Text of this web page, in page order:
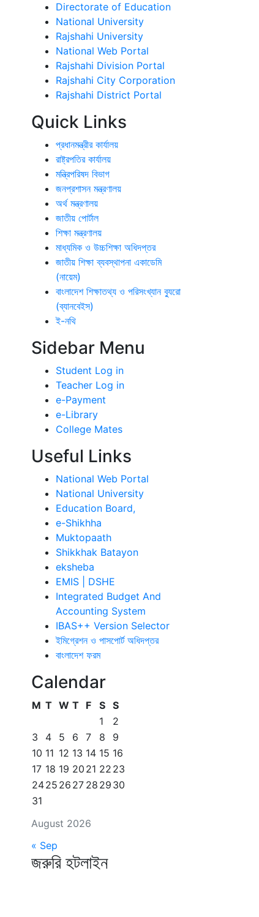
Directorate of Education
National University
Rajshahi University
National Web Portal
Rajshahi Division Portal
Rajshahi City Corporation
Rajshahi District Portal
Quick Links
প্রধানমন্ত্রীর কার্যালয়
রাষ্ট্রপতির কার্যালয়
মন্ত্রিপরিষদ বিভাগ
জনপ্রশাসন মন্ত্রণালয়
অর্থ মন্ত্রণালয়
জাতীয় পোর্টাল
শিক্ষা মন্ত্রণালয়
মাধ্যমিক ও উচ্চশিক্ষা অধিদপ্তর
জাতীয় শিক্ষা ব্যবস্থাপনা একাডেমি
(নায়েম)
বাংলাদেশ শিক্ষাতথ্য ও পরিসংখ্যান ব্যুরো
(ব্যানবেইস)
ই-নথি
Sidebar Menu
Student Log in
Teacher Log in
e-Payment
e-Library
College Mates
Useful Links
National Web Portal
National University
Education Board,
e-Shikhha
Muktopaath
Shikkhak Batayon
eksheba
EMIS | DSHE
Integrated Budget And
Accounting System
IBAS++ Version Selector
ইমিগ্রেশন ও পাসপোর্ট অধিদপ্তর
বাংলাদেশ ফরম
Calendar
August 2026
M T W T F S S
1
2
3
4 5 6 7 8
9
10 11 12 13 14 15 16
17 18 19 20 21 22 23
2425 26 27 28 29 30
31
« Sep
জরুরি হটলাইন